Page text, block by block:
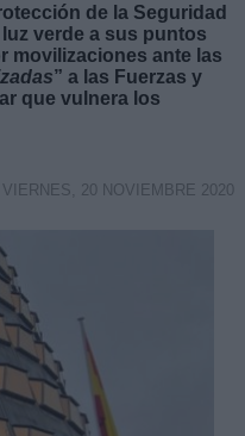
de la Seguridad
verde a sus puntos
movilizaciones ante las
” a las Fuerzas y
que vulnera los
VIERNES, 20 NOVIEMBRE 2020